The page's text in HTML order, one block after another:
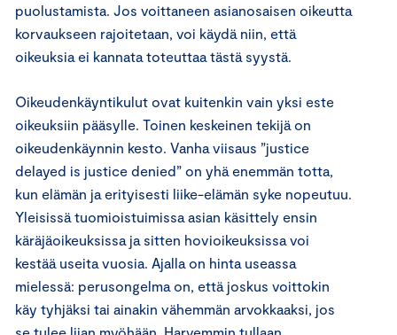
puolustamista. Jos voittaneen asianosaisen oikeutta
korvaukseen rajoitetaan, voi käydä niin, että
oikeuksia ei kannata toteuttaa tästä syystä.
Oikeudenkäyntikulut ovat kuitenkin vain yksi este
oikeuksiin pääsylle. Toinen keskeinen tekijä on
oikeudenkäynnin kesto. Vanha viisaus ”justice
delayed is justice denied” on yhä enemmän totta,
kun elämän ja erityisesti liike-elämän syke nopeutuu.
Yleisissä tuomioistuimissa asian käsittely ensin
käräjäoikeuksissa ja sitten hovioikeuksissa voi
kestää useita vuosia. Ajalla on hinta useassa
mielessä: perusongelma on, että joskus voittokin
käy tyhjäksi tai ainakin vähemmän arvokkaaksi, jos